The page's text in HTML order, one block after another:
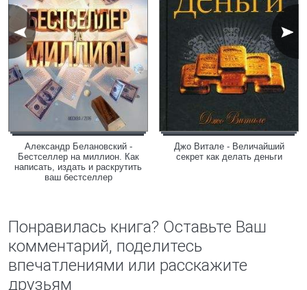
Александр Белановский -
Бестселлер на миллион. Как
написать, издать и раскрутить
ваш бестселлер
Джо Витале - Величайший
секрет как делать деньги
Понравилась книга? Оставьте Ваш
комментарий, поделитесь
впечатлениями или расскажите
друзьям